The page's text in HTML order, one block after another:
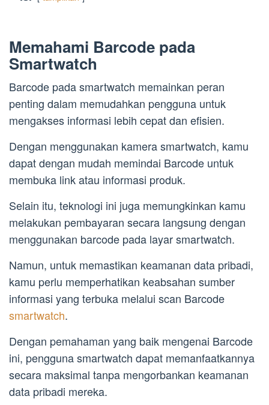
Memahami Barcode pada
Smartwatch
Barcode pada smartwatch memainkan peran
penting dalam memudahkan pengguna untuk
mengakses informasi lebih cepat dan efisien.
Dengan menggunakan kamera smartwatch, kamu
dapat dengan mudah memindai Barcode untuk
membuka link atau informasi produk.
Selain itu, teknologi ini juga memungkinkan kamu
melakukan pembayaran secara langsung dengan
menggunakan barcode pada layar smartwatch.
Namun, untuk memastikan keamanan data pribadi,
kamu perlu memperhatikan keabsahan sumber
informasi yang terbuka melalui scan Barcode
smartwatch.
Dengan pemahaman yang baik mengenai Barcode
ini, pengguna smartwatch dapat memanfaatkannya
secara maksimal tanpa mengorbankan keamanan
data pribadi mereka.